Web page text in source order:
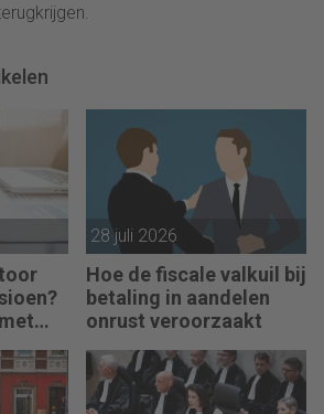
28 juli 2026
Hoe de fiscale valkuil bij
betaling in aandelen
onrust veroorzaakt